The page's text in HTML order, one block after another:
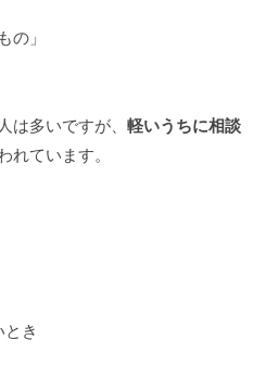
の」
は多いですが、 軽いうちに相談
れています。
き